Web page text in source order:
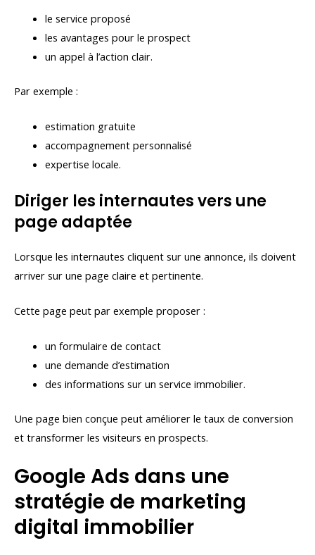
le service proposé
les avantages pour le prospect
un appel à l’action clair.
Par exemple :
estimation gratuite
accompagnement personnalisé
expertise locale.
Diriger les internautes vers une
page adaptée
Lorsque les internautes cliquent sur une annonce, ils doivent
arriver sur une page claire et pertinente.
Cette page peut par exemple proposer :
un formulaire de contact
une demande d’estimation
des informations sur un service immobilier.
Une page bien conçue peut améliorer le taux de conversion
et transformer les visiteurs en prospects.
Google Ads dans une
stratégie de marketing
digital immobilier